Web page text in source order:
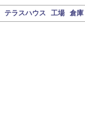
テラスハウス 工場 倉庫